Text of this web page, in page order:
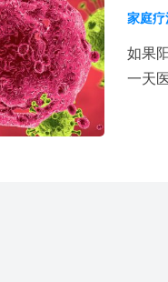
家庭
如果
一天